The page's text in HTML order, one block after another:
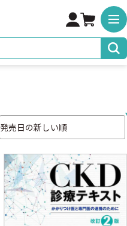
並べ替え条件